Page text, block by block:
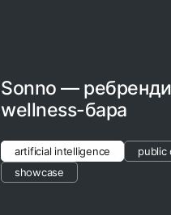
Sonno —
wellness-бара
artificial intelligence public
showcase